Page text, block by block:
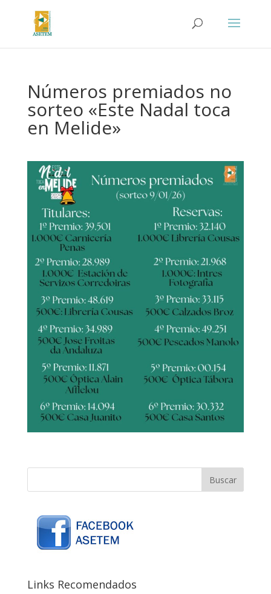
Números premiados no
sorteo «Este Nadal toca
en Melide»
Links Recomendados